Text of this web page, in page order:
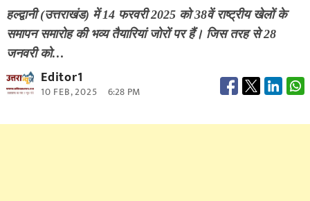
हल्द्वानी (उत्तराखंड) में 14 फरवरी 2025 को 38वें राष्ट्रीय खेलों के
समापन समारोह की भव्य तैयारियां जोरों पर हैं। जिस तरह से 28
जनवरी को…
Editor1
10 FEB, 2025 6:28 PM